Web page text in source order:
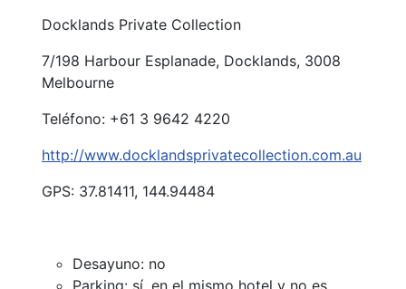
Docklands Private Collection
7/198 Harbour Esplanade, Docklands, 3008
Melbourne
Teléfono: +61 3 9642 4220
http://www.docklandsprivatecollection.com.au
GPS: 37.81411, 144.94484
Desayuno: no